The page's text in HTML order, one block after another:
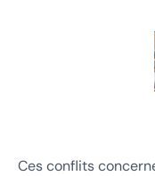
Ces conflits